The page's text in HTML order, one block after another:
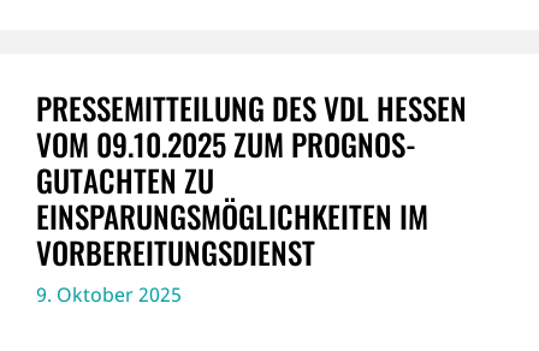
PRESSEMITTEILUNG DES VDL HESSEN
VOM 09.10.2025 ZUM PROGNOS-
GUTACHTEN ZU
EINSPARUNGSMÖGLICHKEITEN IM
VORBEREITUNGSDIENST
9. Oktober 2025